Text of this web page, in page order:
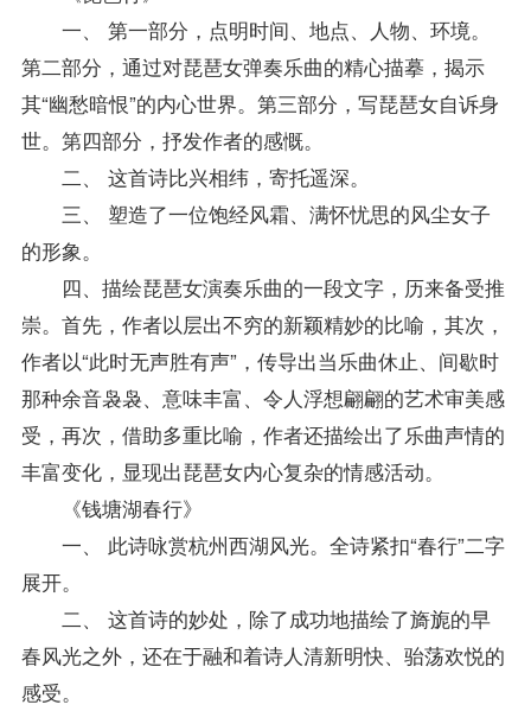
一、 第一部分，点明时间、地点、人物、环境。
第二部分，通过对琵琶女弹奏乐曲的精心描摹，揭示
其“幽愁暗恨”的内心世界。第三部分，写琵琶女自诉身
世。第四部分，抒发作者的感慨。
二、 这首诗比兴相纬，寄托遥深。
三、 塑造了一位饱经风霜、满怀忧思的风尘女子
的形象。
四、描绘琵琶女演奏乐曲的一段文字，历来备受推
崇。首先，作者以层出不穷的新颖精妙的比喻，其次，
作者以“此时无声胜有声”，传导出当乐曲休止、间歇时
那种余音袅袅、意味丰富、令人浮想翩翩的艺术审美感
受，再次，借助多重比喻，作者还描绘出了乐曲声情的
丰富变化，显现出琵琶女内心复杂的情感活动。
《钱塘湖春行》
一、 此诗咏赏杭州西湖风光。全诗紧扣“春行”二字
展开。
二、 这首诗的妙处，除了成功地描绘了旖旎的早
春风光之外，还在于融和着诗人清新明快、骀荡欢悦的
感受。